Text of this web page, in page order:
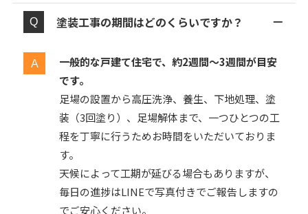
塗装工事の期間はどのくらいですか？
一般的な戸建て住宅で、約2週間〜3週間が目安
です。
足場の設置から高圧洗浄、養生、下地処理、塗
装（3回塗り）、足場解体まで、一つひとつの工
程を丁寧に行うためお時間をいただいておりま
す。
天候によって工期が延びる場合もありますが、
毎日の進捗はLINEで写真付きでご報告しますの
でご安心ください。